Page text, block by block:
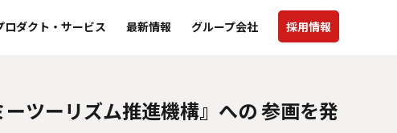
ロダクト・サービス 最新情報 グループ会社 採用情報
ツーリズム推進機構』への 参画を発